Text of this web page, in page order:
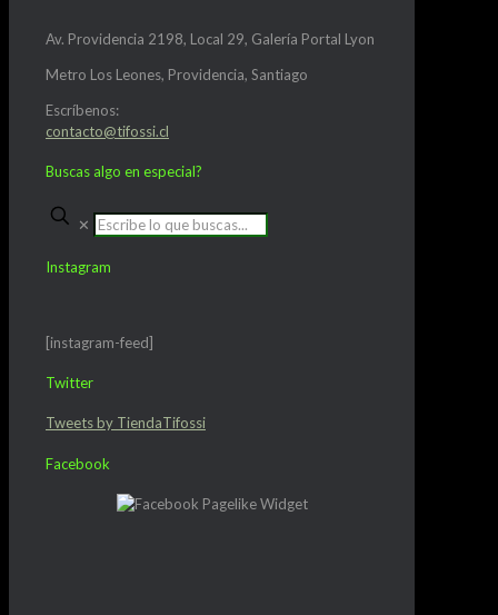
Av. Providencia 2198, Local 29, Galería Portal Lyon
Metro Los Leones, Providencia, Santiago
Escríbenos:
contacto@tifossi.cl
Buscas algo en especial?
✕
Instagram
[instagram-feed]
Twitter
Tweets by TiendaTifossi
Facebook